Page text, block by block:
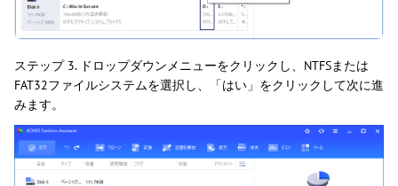
ステップ 3. ドロップダウンメニューをクリックし、NTFSまたは
FAT32ファイルシステムを選択し、「はい」をクリックして次に進
みます。